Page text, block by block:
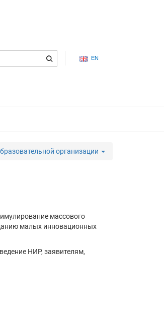
EN
организации
массового
малых инновационных
НИР, заявителям,